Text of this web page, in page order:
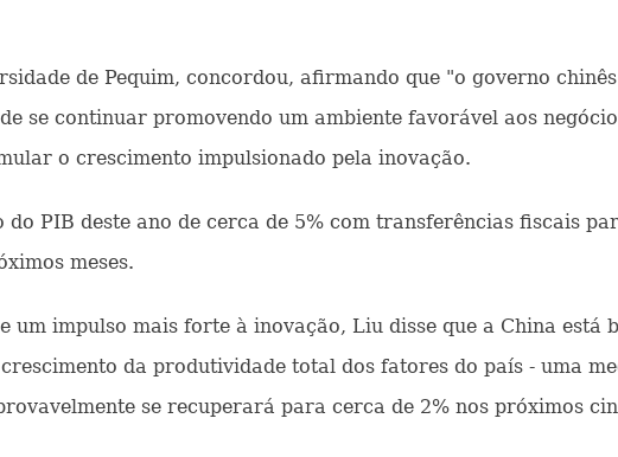
de Pequim, concordou, afirmando que "o governo
se continuar promovendo um ambiente favorável aos
o crescimento impulsionado pela inovação.
PIB deste ano de cerca de 5% com transferências fiscais
meses.
um impulso mais forte à inovação, Liu disse que a China está
da produtividade total dos fatores do país - uma
se recuperará para cerca de 2% nos próximos